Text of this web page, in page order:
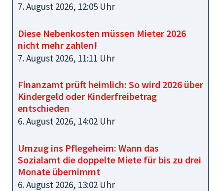
7. August 2026, 12:05 Uhr
Diese Nebenkosten müssen Mieter 2026
nicht mehr zahlen!
7. August 2026, 11:11 Uhr
Finanzamt prüft heimlich: So wird 2026 über
Kindergeld oder Kinderfreibetrag
entschieden
6. August 2026, 14:02 Uhr
Umzug ins Pflegeheim: Wann das
Sozialamt die doppelte Miete für bis zu drei
Monate übernimmt
6. August 2026, 13:02 Uhr